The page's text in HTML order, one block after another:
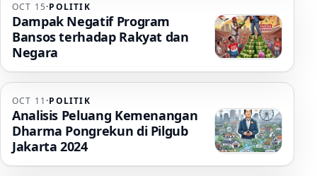
OCT 15·POLITIK
Dampak Negatif Program
Bansos terhadap Rakyat dan
Negara
OCT 11 ·POLITIK
Analisis Peluang Kemenangan
Dharma Pongrekun di Pilgub
Jakarta 2024